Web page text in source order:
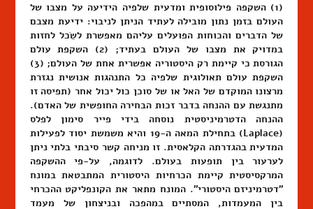
(1) השקפה פילוסופית ומדעית שלפיה הידיעה על מצבו של
העולם בזמן נתון מובילה לעתיד הניתן לניבוי: ידיעת מצבם
של הדברים והכוחות הפועלים עליהם מאפשרת לשֵׂכל לחזות
במדויק את מצבו של העולם בעתיד; (2) השקפת עולם
הגורסת כי קיימת רק היסטוריה אפשרית אחת של העולם; (3)
השקפת עולם תאולוגית שלפיה כל התנהגות אנושית נגזרת
מרצונו המוקדם של האל או של סוכן כול יכול אחר (תפיסה זו
מתנגשת עם ההנחה בדבר זכות הבחירה החופשית של האדם).
ההנחה הדטרמיניסטית נוסחה בידי פייר סימון לפלס
(Laplace) בתחילת המאה ה-19 והיא משמשת יסוד לפעילות
המדעית בהגדרתה הקלאסית. זו מניחה קשר סיבתי בלתי ניתן
לערעור בין תופעות בעולם. לדוגמה, על-פי ההשקפה
המרקסיסטית קיימת הכרחיות היסטורית המתבטאת במונח
"דטרמיניזם היסטורי". המונח מתאר את הקונפליקט ההכרחי
בין המעמדות, המסתיים במהפכה ובניצחון של מעמד